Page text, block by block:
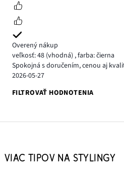
Overený nákup
veľkosť: 48 (vhodná) ,farba: čierna
Spokojná s doručením, cenou aj
2026-05-27
FILTROVAŤ HODNOTENIA
VIAC TIPOV NA STYLINGY